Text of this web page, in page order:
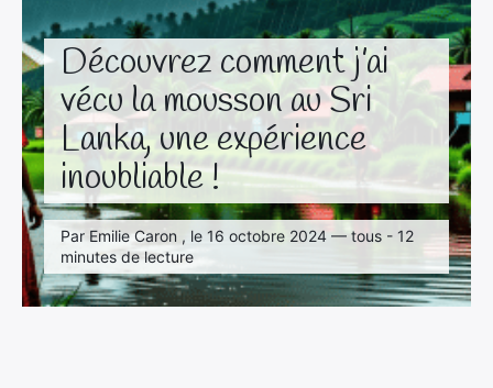
Découvrez comment j’ai
vécu la mousson au Sri
Lanka, une expérience
inoubliable !
Par Emilie Caron , le 16 octobre 2024 — tous - 12
minutes de lecture